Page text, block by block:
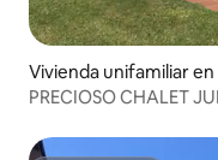
Vivienda unifamiliar
PRECIOSO CHALET